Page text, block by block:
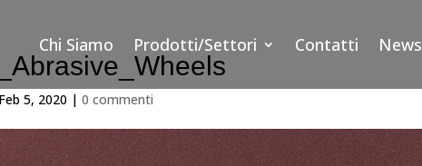
Chi Siamo Prodotti/Settori Contatti News
Feb 5, 2020 |0 commenti